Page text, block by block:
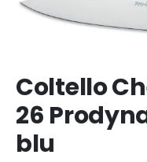
to
images
gallery
Coltello
26
blu